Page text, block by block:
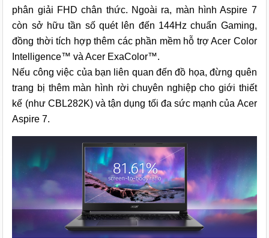
phân giải FHD chân thức. Ngoài ra, màn hình Aspire 7
còn sở hữu tần số quét lên đến 144Hz chuẩn Gaming,
đồng thời tích hợp thêm các phần mềm hỗ trợ Acer Color
Intelligence™ và Acer ExaColor™.
Nếu công việc của bạn liên quan đến đồ họa, đừng quên
trang bị thêm màn hình rời chuyên nghiệp cho giới thiết
kế (như CBL282K) và tận dụng tối đa sức mạnh của Acer
Aspire 7.